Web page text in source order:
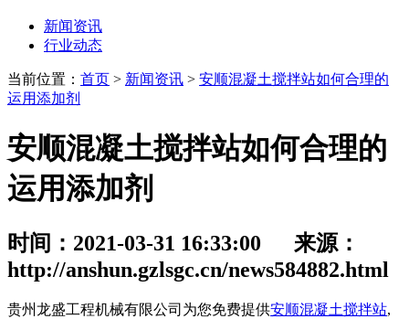
新闻资讯
行业动态
当前位置： 首页 > 新闻资讯 > 安顺混凝土搅拌站如何合理的
运用添加剂
安顺混凝土搅拌站如何合理的
运用添加剂
时间：2021-03-31 16:33:00 来源：
http://anshun.gzlsgc.cn/news584882.html
贵州龙盛工程机械有限公司为您免费提供安顺混凝土搅拌站,